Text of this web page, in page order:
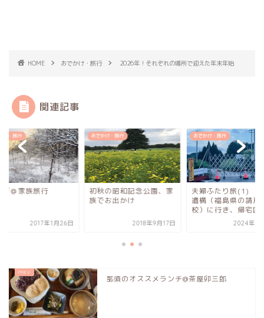
HOME おでかけ・旅行 2026年！それぞれの場所で迎えた年末年始
関連記事
け・旅行
び＠家族旅行
2017年1月26日
おでかけ・旅行
初秋の昭和記念公園、家
族でお出かけ
2018年9月17日
おでかけ・旅行
夫婦ふたり旅(1)
遺構（福島県の請戸
校）に行き、帰宅困
2024年8
那須のオススメランチ@茶屋卯三郎